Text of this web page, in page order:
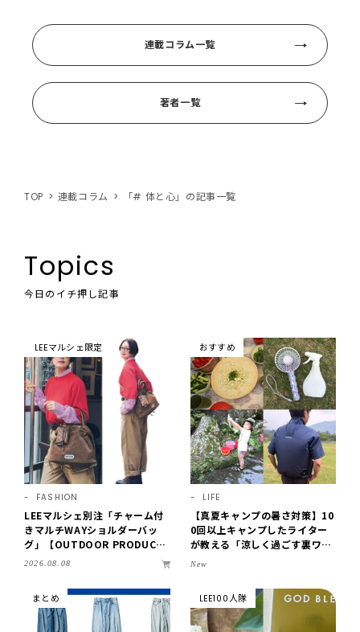
連載コラム一覧
著者一覧
TOP 連載コラム 「# 体と心」の記事一覧
Topics
今日のイチ押し記事
LEEマルシェ限定
FASHION
LEEマルシェ別注「チャーム付
きマルチWAYショルダーバッ
グ」【OUTDOOR PRODUCT
S ×LEE100人隊】第3弾はリッ
2026.08.08
おすすめ
LIFE
【真夏キャンプの暑さ対策】10
0回以上キャンプしたライター
が教える「涼しく過ごす裏ワ
ザ」8選！効果を実感したアイ
New
まとめ LEE100人隊